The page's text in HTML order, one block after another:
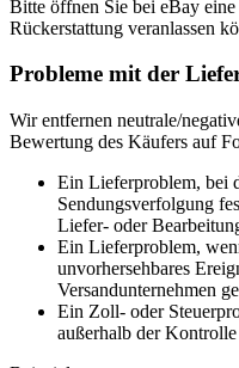
Bitte öffnen Sie bei eBay
Rückerstattung veranlassen
Probleme mit der
Wir entfernen neutrale/
Bewertung des Käufers auf
Ein Lieferproblem, bei
Sendungsverfolgung
Liefer- oder
Ein Lieferproblem,
unvorhersehbares
Versandunternehmen
Ein Zoll- oder
außerhalb der